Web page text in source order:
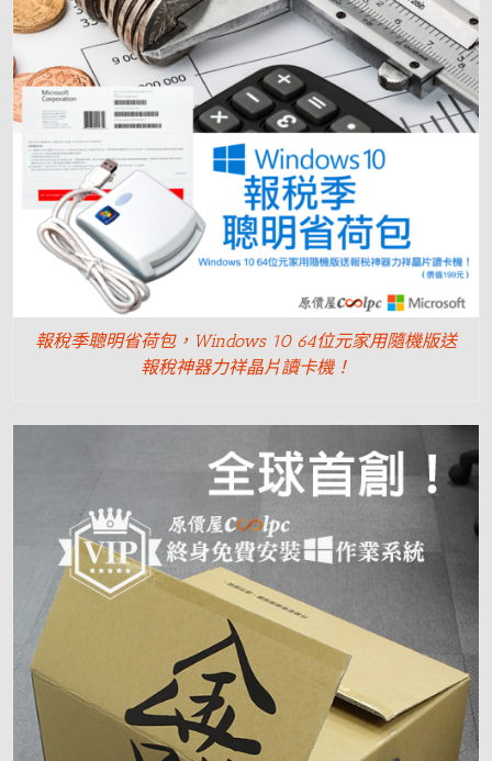
報稅季聰明省荷包，Windows 10 64位元家用隨機版送
報稅神器力祥晶片讀卡機！